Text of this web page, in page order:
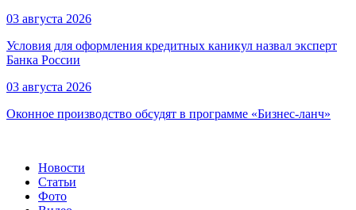
03 августа 2026
Условия для оформления кредитных каникул назвал эксперт
Банка России
03 августа 2026
Оконное производство обсудят в программе «Бизнес-ланч»
Новости
Статьи
Фото